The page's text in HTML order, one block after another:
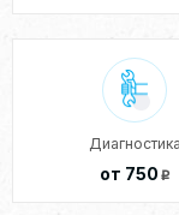
Диагностика
от 750 p